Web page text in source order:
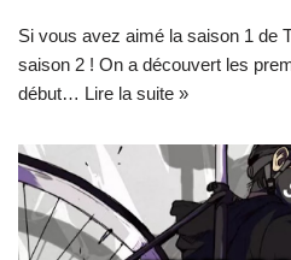
Si vous avez aimé la saison 1 de
saison 2 ! On a découvert les
début… Lire la suite »